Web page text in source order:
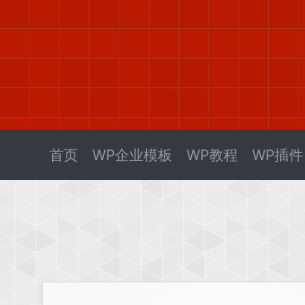
首页 WP企业模板 WP教程 WP插件